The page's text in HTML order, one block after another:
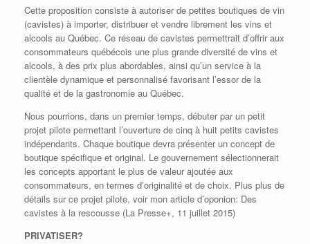
Cette proposition consiste à autoriser de petites boutiques de vin
(cavistes) à importer, distribuer et vendre librement les vins et
alcools au Québec. Ce réseau de cavistes permettrait d’offrir aux
consommateurs québécois une plus grande diversité de vins et
alcools, à des prix plus abordables, ainsi qu’un service à la
clientèle dynamique et personnalisé favorisant l’essor de la
qualité et de la gastronomie au Québec.
Nous pourrions, dans un premier temps, débuter par un petit
projet pilote permettant l’ouverture de cinq à huit petits cavistes
indépendants. Chaque boutique devra présenter un concept de
boutique spécifique et original. Le gouvernement sélectionnerait
les concepts apportant le plus de valeur ajoutée aux
consommateurs, en termes d’originalité et de choix. Plus plus de
détails sur ce projet pilote, voir mon article d’oponion: Des
cavistes à la rescousse (La Presse+, 11 juillet 2015)
PRIVATISER?